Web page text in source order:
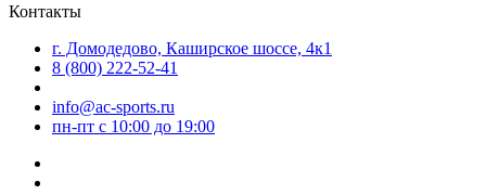
Контакты
г. Домодедово, Каширское шоссе, 4к1
8 (800) 222-52-41
info@ac-sports.ru
пн-пт c 10:00 до 19:00